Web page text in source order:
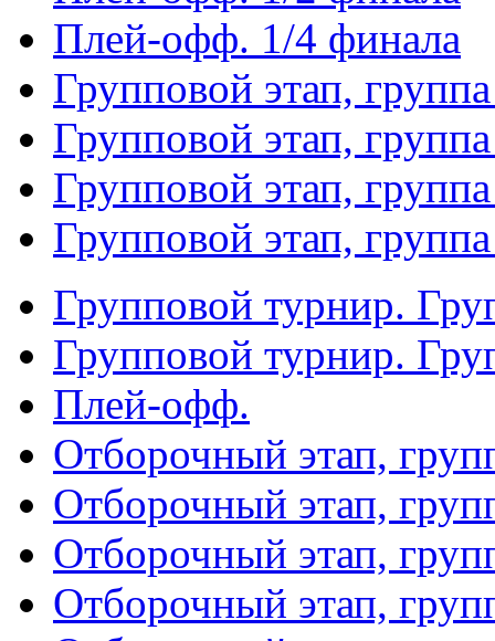
Плей-офф. 1/4 финала
Групповой этап,
Групповой этап,
Групповой этап,
Групповой этап,
Групповой турнир.
Групповой турнир.
Плей-офф.
Отборочный этап,
Отборочный этап,
Отборочный этап,
Отборочный этап,